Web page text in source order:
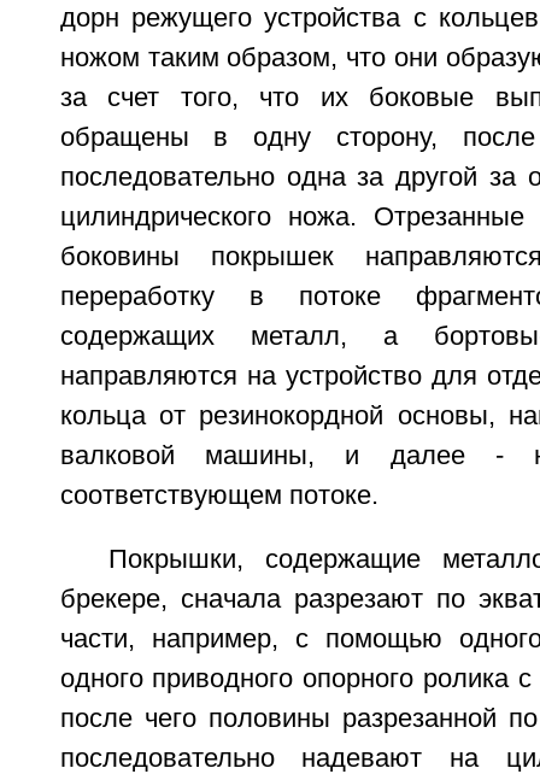
дорн режущего устройства с
ножом таким образом, что они
за счет того, что их боковые
обращены в одну сторону, после
последовательно одна за другой за
цилиндрического ножа.
боковины покрышек
переработку в потоке
содержащих металл, а
направляются на устройство для
кольца от резинокордной основы,
валковой машины, и далее -
соответствующем потоке.
Покрышки, содержащие
брекере, сначала разрезают по
части, например, с помощью
одного приводного опорного ролика
после чего половины разрезанной
последовательно надевают на